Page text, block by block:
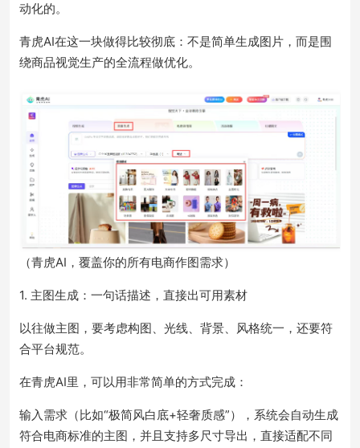
动化的。
青虎AI在这一块做得比较彻底：不是简单生成图片，而是围
绕商品视觉生产的全流程做优化。
（青虎AI，覆盖你的所有电商作图需求）
1. 主图生成：一句话描述，直接出可用素材
以往做主图，要考虑构图、光线、背景、风格统一，还要符
合平台规范。
在青虎AI里，可以用非常简单的方式完成：
输入需求（比如“极简风白底+轻奢质感”），系统会自动生成
符合电商标准的主图，并且支持多尺寸导出，直接适配不同